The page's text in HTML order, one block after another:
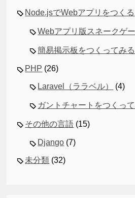
Node.jsでWebアプリをつくる
Webアプリ版スネークゲ
簡易掲示板をつくってみる
PHP (26)
Laravel（ララベル） (4)
ガントチャートをつくっ
その他の言語 (15)
Django (7)
未分類 (32)